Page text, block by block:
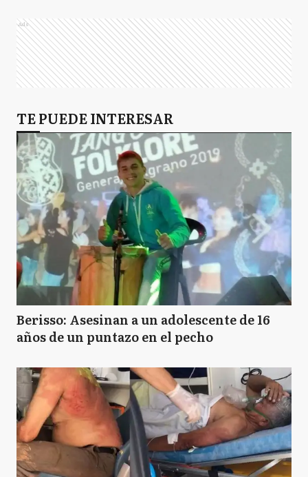
Ads
TE PUEDE INTERESAR
Berisso: Asesinan a un adolescente de 16
años de un puntazo en el pecho